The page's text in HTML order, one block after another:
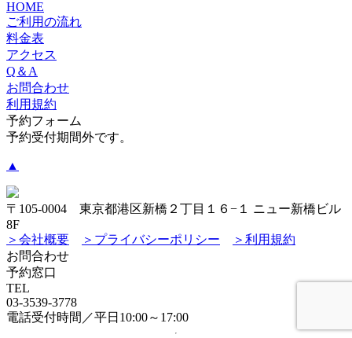
HOME
ご利用の流れ
料金表
アクセス
Q＆A
お問合わせ
利用規約
予約フォーム
予約受付期間外です。
▲
〒105-0004 東京都港区新橋２丁目１６−１ ニュー新橋ビル
8F
＞会社概要
＞プライバシーポリシー
＞利用規約
お問合わせ
予約窓口
TEL
03-3539-3778
電話受付時間／平日10:00～17:00